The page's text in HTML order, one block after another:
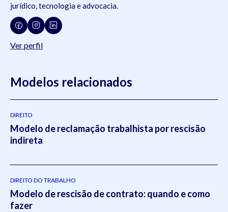
jurídico, tecnologia e advocacia.
Ver perfil
Modelos relacionados
DIREITO
Modelo de reclamação trabalhista por rescisão
indireta
DIREITO DO TRABALHO
Modelo de rescisão de contrato: quando e como
fazer